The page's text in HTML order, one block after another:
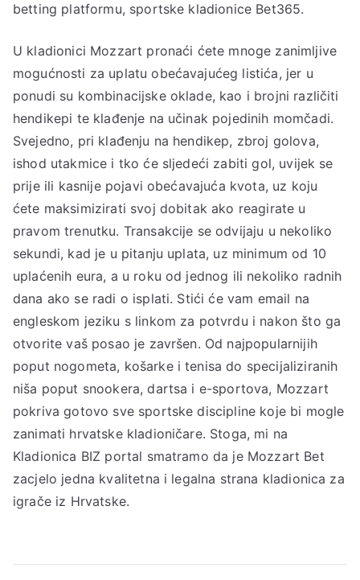
betting platformu, sportske kladionice Bet365.
U kladionici Mozzart pronaći ćete mnoge zanimljive
mogućnosti za uplatu obećavajućeg listića, jer u
ponudi su kombinacijske oklade, kao i brojni različiti
hendikepi te klađenje na učinak pojedinih momčadi.
Svejedno, pri klađenju na hendikep, zbroj golova,
ishod utakmice i tko će sljedeći zabiti gol, uvijek se
prije ili kasnije pojavi obećavajuća kvota, uz koju
ćete maksimizirati svoj dobitak ako reagirate u
pravom trenutku. Transakcije se odvijaju u nekoliko
sekundi, kad je u pitanju uplata, uz minimum od 10
uplaćenih eura, a u roku od jednog ili nekoliko radnih
dana ako se radi o isplati. Stići će vam email na
engleskom jeziku s linkom za potvrdu i nakon što ga
otvorite vaš posao je završen. Od najpopularnijih
poput nogometa, košarke i tenisa do specijaliziranih
niša poput snookera, dartsa i e-sportova, Mozzart
pokriva gotovo sve sportske discipline koje bi mogle
zanimati hrvatske kladioničare. Stoga, mi na
Kladionica BIZ portal smatramo da je Mozzart Bet
zacjelo jedna kvalitetna i legalna strana kladionica za
igrače iz Hrvatske.